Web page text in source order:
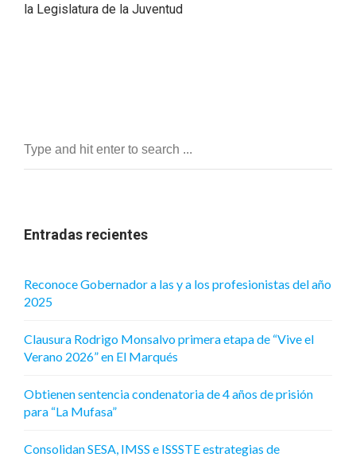
la Legislatura de la Juventud
Entradas recientes
Reconoce Gobernador a las y a los profesionistas del año
2025
Clausura Rodrigo Monsalvo primera etapa de “Vive el
Verano 2026” en El Marqués
Obtienen sentencia condenatoria de 4 años de prisión
para “La Mufasa”
Consolidan SESA, IMSS e ISSSTE estrategias de